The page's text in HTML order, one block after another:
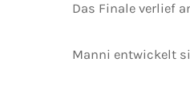
Das Finale verlief
Manni entwickelt